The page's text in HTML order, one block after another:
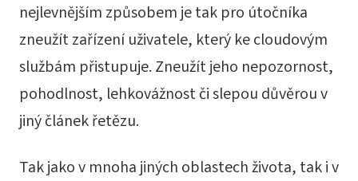
nejlevnějším způsobem je tak pro útočníka
zneužít zařízení uživatele, který ke cloudovým
službám přistupuje. Zneužít jeho nepozornost,
pohodlnost, lehkovážnost či slepou důvěrou v
jiný článek řetězu.
Tak jako v mnoha jiných oblastech života, tak i v